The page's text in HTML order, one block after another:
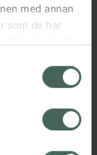
med annan
som de har
påverkar inte
återkallelsen.
Visa